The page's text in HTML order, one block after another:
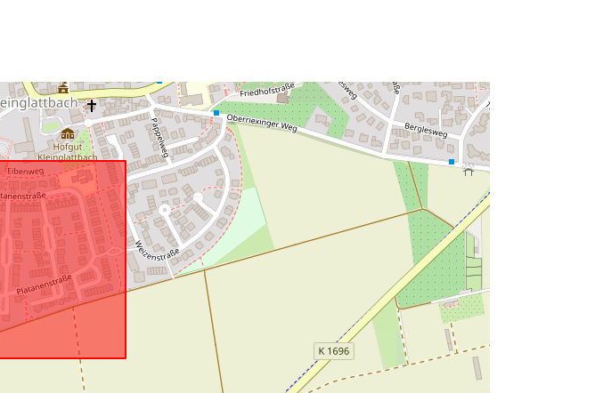
bdd67ed0e46b